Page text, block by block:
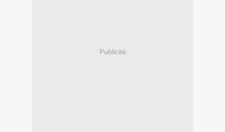
Publicité